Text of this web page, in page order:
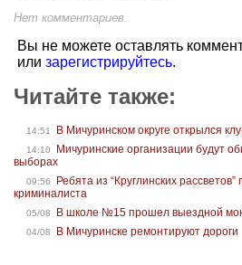
Нет комментариев.
Вы не можете оставлять
или зарегистрируйтесь.
Читайте также:
14:51 В Мичуринском округе открылся
14:10
Мичуринские организации будут
выборах
09:56
Ребята из “Круглинских
криминалиста
05/08 В школе №15 прошел выездной
04/08 В Мичуринске ремонтируют дороги